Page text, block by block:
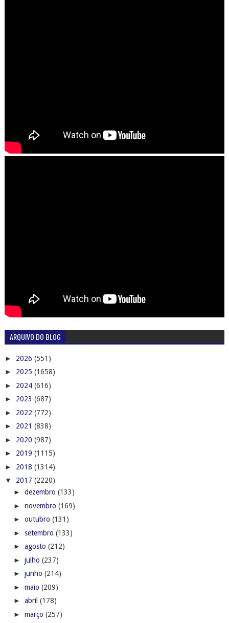
ARQUIVO DO BLOG
► 2026 (551)
► 2025 (1658)
► 2024 (616)
► 2023 (687)
► 2022 (772)
► 2021 (838)
► 2020 (987)
► 2019 (1115)
► 2018 (1314)
▼ 2017 (2220)
► dezembro (133)
► novembro (169)
► outubro (131)
► setembro (133)
► agosto (212)
► julho (237)
► junho (214)
► maio (209)
► abril (178)
► março (257)